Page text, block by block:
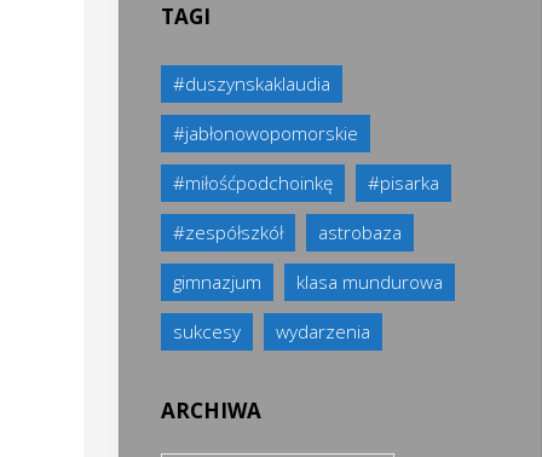
TAGI
#duszynskaklaudia
#jabłonowopomorskie
#miłośćpodchoinkę #pisarka
#zespółszkół astrobaza
gimnazjum klasa mundurowa
sukcesy wydarzenia
ARCHIWA